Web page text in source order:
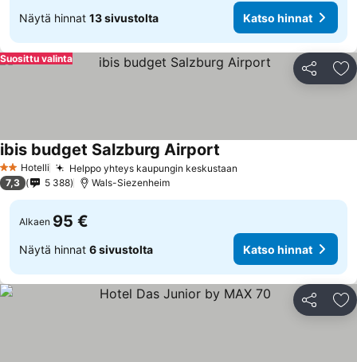
Näytä hinnat 13 sivustolta Katso hinnat
Jaa
Suosittu valinta
2 Tähtiluokitus
Hotelli Helppo yhteys kaupungin keskustaan
ibis budget Salzburg Airport
7,3 5 388 Wals-Siezenheim
Alkaen 95 €
Näytä hinnat 6 sivustolta Katso hinnat
Jaa